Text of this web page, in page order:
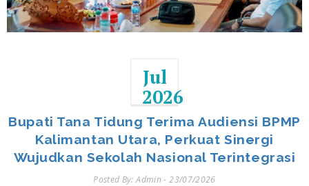
Jul
2026
Bupati Tana Tidung Terima Audiensi BPMP
Kalimantan Utara, Perkuat Sinergi
Wujudkan Sekolah Nasional Terintegrasi
Posted By: Admin - 23/07/2026